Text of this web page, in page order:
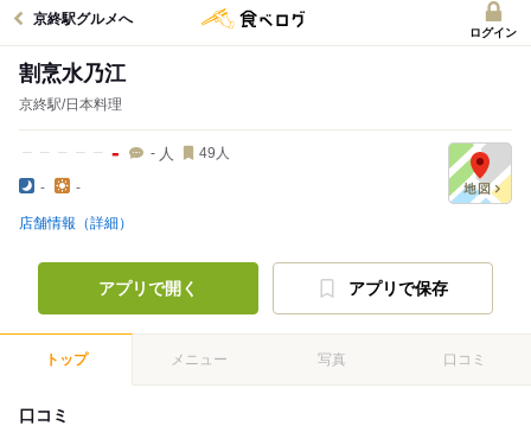
京終駅グルメへ
ログイン
割烹水乃江
京終駅/日本料理
- - 人 49 人
- -
店舗情報（詳細）
アプリで開く アプリで保存
トップ メニュー 写真 口コミ
口コミ